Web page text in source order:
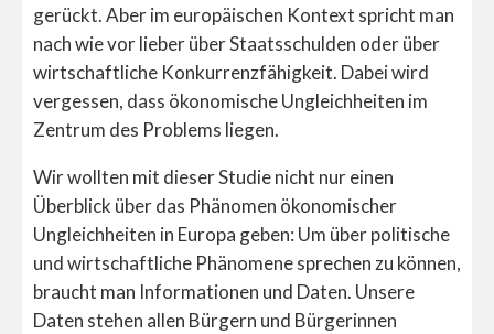
gerückt. Aber im europäischen Kontext spricht man
nach wie vor lieber über Staatsschulden oder über
wirtschaftliche Konkurrenzfähigkeit. Dabei wird
vergessen, dass ökonomische Ungleichheiten im
Zentrum des Problems liegen.
Wir wollten mit dieser Studie nicht nur einen
Überblick über das Phänomen ökonomischer
Ungleichheiten in Europa geben: Um über politische
und wirtschaftliche Phänomene sprechen zu können,
braucht man Informationen und Daten. Unsere
Daten stehen allen Bürgern und Bürgerinnen